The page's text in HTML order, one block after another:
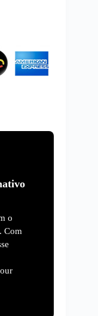
o
Com